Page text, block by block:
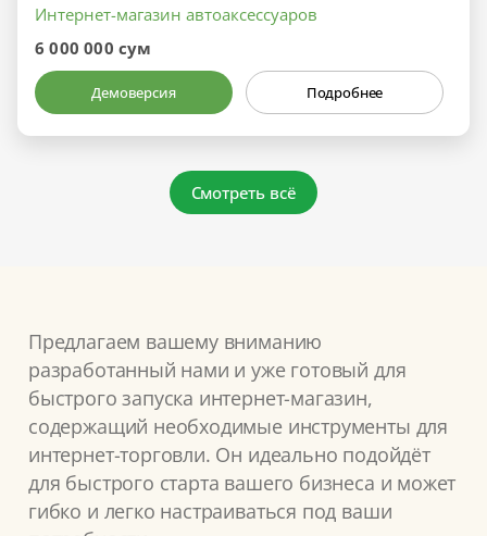
Интернет-магазин автоаксессуаров
6 000 000 сум
Демоверсия Подробнее
Смотреть всё
Предлагаем вашему вниманию
разработанный нами и уже готовый для
быстрого запуска интернет-магазин,
содержащий необходимые инструменты для
интернет-торговли. Он идеально подойдёт
для быстрого старта вашего бизнеса и может
гибко и легко настраиваться под ваши